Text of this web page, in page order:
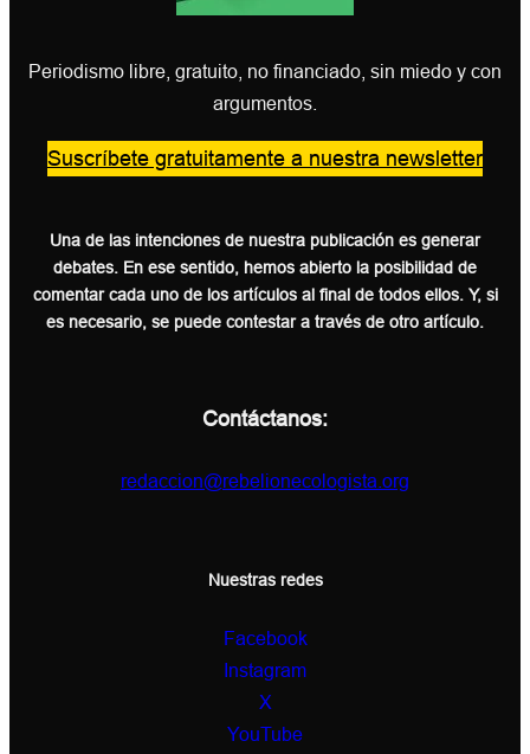
Periodismo libre, gratuito, no financiado, sin miedo y con
argumentos.
Suscríbete gratuitamente a nuestra newsletter
Una de las intenciones de nuestra publicación es generar
debates. En ese sentido, hemos abierto la posibilidad de
comentar cada uno de los artículos al final de todos ellos. Y, si
es necesario, se puede contestar a través de otro artículo.
Contáctanos:
redaccion@rebelionecologista.org
Nuestras redes
Facebook
Instagram
X
YouTube